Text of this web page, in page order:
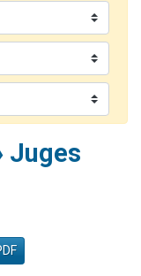
2 personnes viennent de nous rejoindre sur WhatsApp
13 personnes viennent de demander une bénédiction
Torah-Box Music
2 personnes viennent de nous rejoindre sur WhatsApp
Juges